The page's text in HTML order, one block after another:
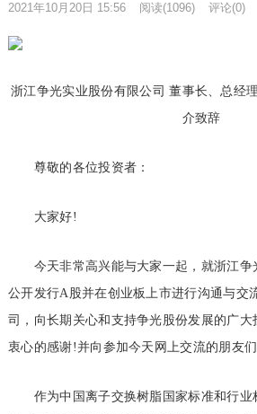
2021年10月20日 15:56 阅读(1096) 评论(0)
浙江争光实业股份有限公司 董事长、总经
介致辞
尊敬的各位投资者：
大家好!
今天非常高兴能与大家一起，就浙江争
公开发行A股并在创业板上市进行沟通与交
司，向长期关心和支持争光股份发展的广
衷心的感谢!并向参加今天网上交流的朋友
作为中国离子交换树脂国家标准和行业